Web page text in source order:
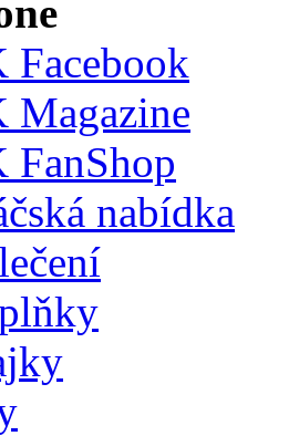
Facebook
Magazine
FanShop
nabídka